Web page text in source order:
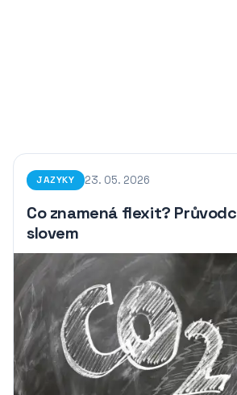
JAZYKY 23. 05. 2026
Co znamená flexit?
slovem